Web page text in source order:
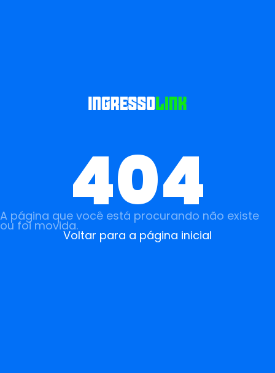
404
A página que você está procurando não existe
ou foi movida.
Voltar para a página inicial